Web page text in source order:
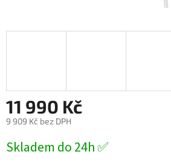
11 990 Kč
9 909 Kč bez DPH
cena:
Skladem do 24h ✅